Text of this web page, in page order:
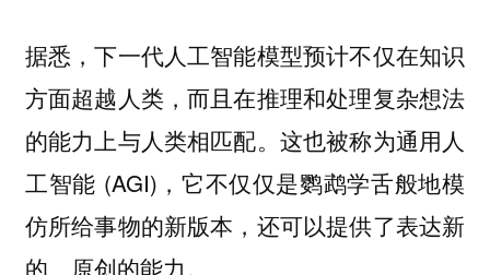
据悉，下一代人工智能模型预计不仅在知识
方面超越人类，而且在推理和处理复杂想法
的能力上与人类相匹配。这也被称为通用人
工智能 (AGI)，它不仅仅是鹦鹉学舌般地模
仿所给事物的新版本，还可以提供了表达新
的、原创的能力。